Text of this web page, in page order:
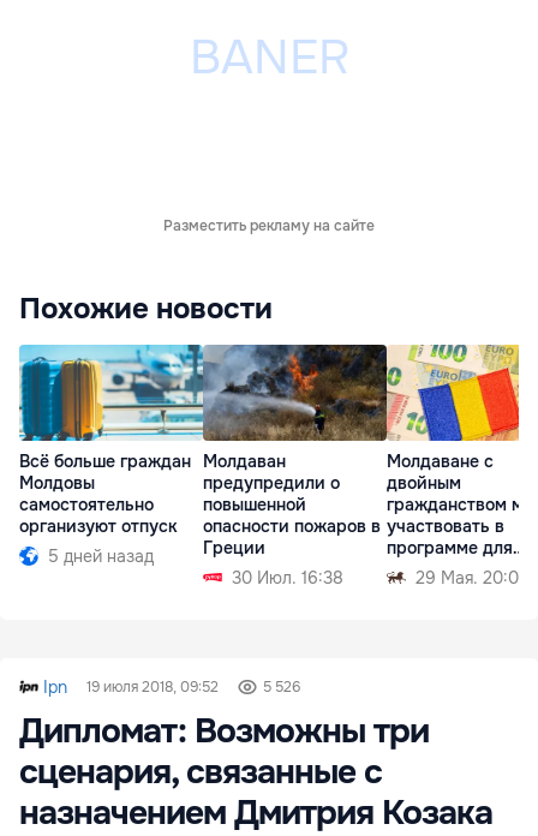
Разместить рекламу на сайте
Похожие новости
Всё больше граждан
Молдовы
самостоятельно
организуют отпуск
5 дней назад
Молдаван
предупредили о
повышенной
опасности пожаров в
Греции
30 Июл. 16:38
Молдаване с
двойным
гражданством
участвовать в
программе для
румынской
29 Мая. 20:09
Ipn 19 июля 2018, 09:52 5 526
Дипломат: Возможны три
сценария, связанные с
назначением Дмитрия Козака